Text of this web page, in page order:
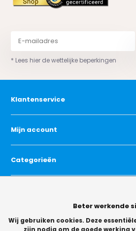
* Lees hier de wettelijke beperkingen
Klantenservice
Mijn account
Categorieën
Beter werkende
Wij gebruiken cookies. Deze
zijn nodig om de goede werking